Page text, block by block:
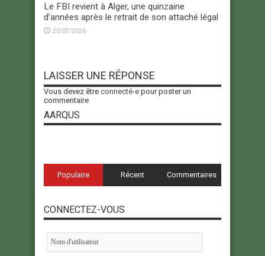
Le FBI revient à Alger, une quinzaine
d’années après le retrait de son attaché légal
20/07/2026
LAISSER UNE RÉPONSE
Vous devez être connecté-e pour poster un
commentaire
AARQUS
Populaire Récent Commentaires
CONNECTEZ-VOUS